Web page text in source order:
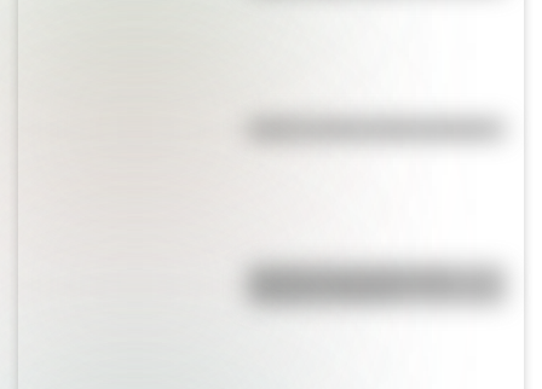
Bandera de Ecuador para
colorear e imprimir